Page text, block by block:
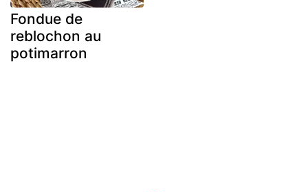
Fondue de
reblochon au
potimarron